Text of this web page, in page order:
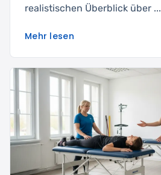
realistischen Überblick über ...
Mehr lesen